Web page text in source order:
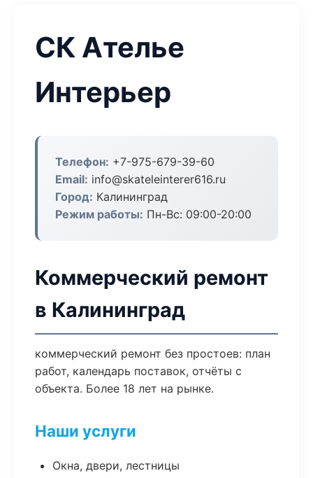
СК Ателье
Интерьер
Телефон: +7-975-679-39-60
Email: info@skateleinterer616.ru
Город: Калининград
Режим работы: Пн-Вс: 09:00-20:00
Коммерческий ремонт
в Калининград
коммерческий ремонт без простоев: план
работ, календарь поставок, отчёты с
объекта. Более 18 лет на рынке.
Наши услуги
Окна, двери, лестницы